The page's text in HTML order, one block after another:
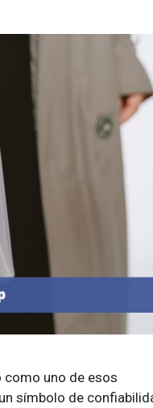
como uno de esos
símbolo de